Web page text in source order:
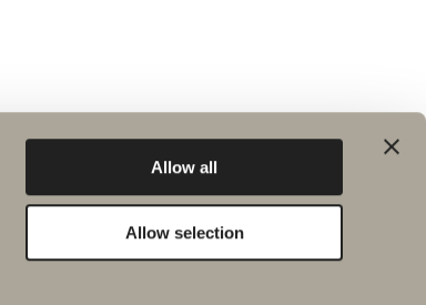
Allow all
Allow selection